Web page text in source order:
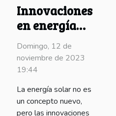
Innovaciones
en energía
solar
impulsan
tecnologías
sostenibles
Domingo, 12 de
noviembre de 2023
19:44
La energía solar no es
un concepto nuevo,
pero las innovaciones